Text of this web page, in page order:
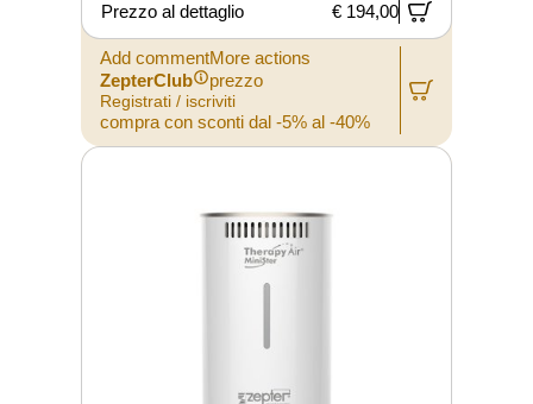
Prezzo al dettaglio € 194,00
Add commentMore actions
ZepterClub
prezzo
Registrati / iscriviti
compra con sconti dal -5% al -40%